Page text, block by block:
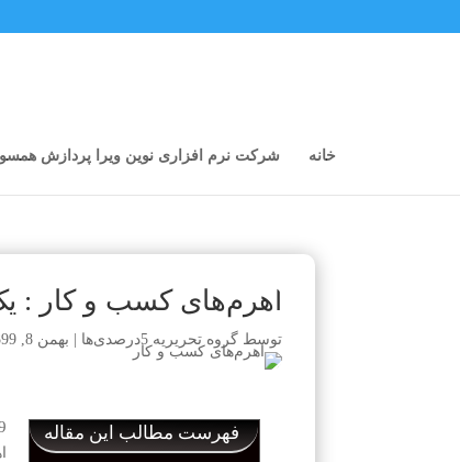
خانه شرکت نرم افزاری نوین ویرا پردازش همسو
اهرم‌های کسب و کار :
توسطگروه تحریریه 5درصدی‌ها بهمن 8, 1399
فهرست مطالب این مقاله